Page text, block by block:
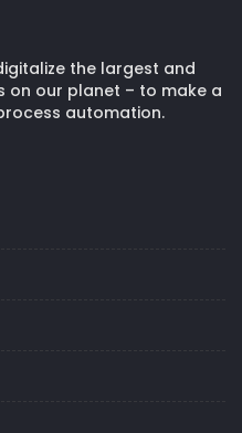
the largest and
on our planet – to make a
automation.